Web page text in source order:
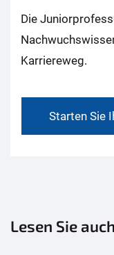
Die
Karriereweg.
Starten Sie
Lesen Sie auch